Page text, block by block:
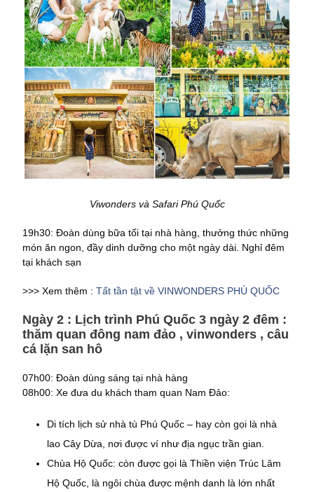
Viwonders và Safari Phú Quốc
19h30: Đoàn dùng bữa tối tại nhà hàng, thưởng thức những
món ăn ngon, đầy dinh dưỡng cho một ngày dài. Nghỉ đêm
tại khách sạn
>>> Xem thêm : Tất tần tật về VINWONDERS PHÚ QUỐC
Ngày 2 : Lịch trình Phú Quốc 3 ngày 2 đêm :
thăm quan đông nam đảo , vinwonders , câu
cá lặn san hô
07h00: Đoàn dùng sáng tại nhà hàng
08h00: Xe đưa du khách tham quan Nam Đảo:
Di tích lịch sử nhà tù Phú Quốc – hay còn gọi là nhà
lao Cây Dừa, nơi được ví như địa ngục trần gian.
Chùa Hộ Quốc: còn được gọi là Thiền viện Trúc Lâm
Hộ Quốc, là ngôi chùa được mệnh danh là lớn nhất